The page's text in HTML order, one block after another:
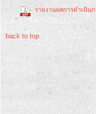
บริการ
ข้อมูล
เงิน-
คลัง
รายงานผลการดำเนิน
Downloads)
back to top